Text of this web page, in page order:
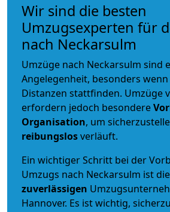
Wir sind die besten
Umzugsexperten für
nach Neckarsulm
Umzüge nach Neckarsulm sind
Angelegenheit, besonders
Distanzen stattfinden. Umzüge
erfordern jedoch besondere
Organisation, um
reibungslosverläuft.
Ein wichtiger Schritt bei der
Umzugs nach Neckarsulm ist
zuverlässigen
Hannover. Es ist wichtig,